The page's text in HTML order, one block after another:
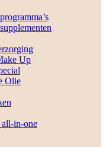
Up
Olie
all-in-one